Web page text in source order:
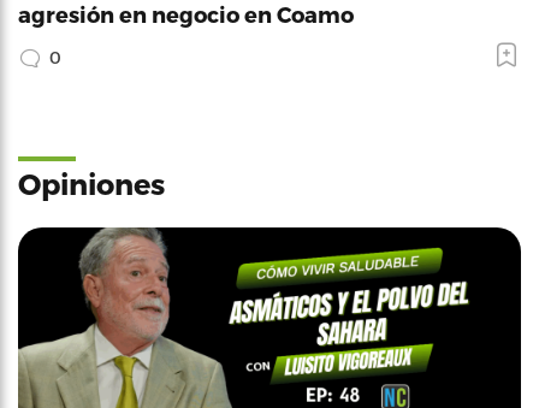
agresión en negocio en Coamo
0
Opiniones